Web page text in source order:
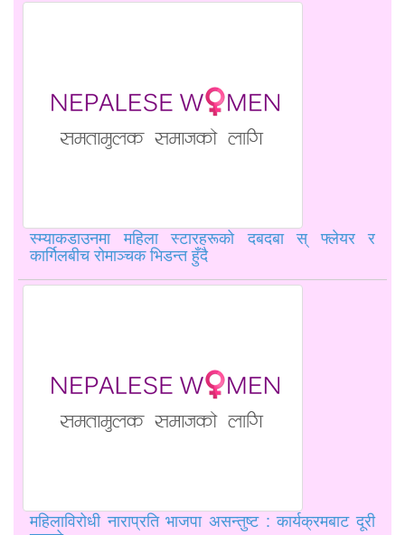
स्म्याकडाउनमा महिला स्टारहरूको दबदबा स् फ्लेयर र
कार्गिलबीच रोमाञ्चक भिडन्त हुँदै
महिलाविरोधी नाराप्रति भाजपा असन्तुष्ट : कार्यक्रमबाट दूरी